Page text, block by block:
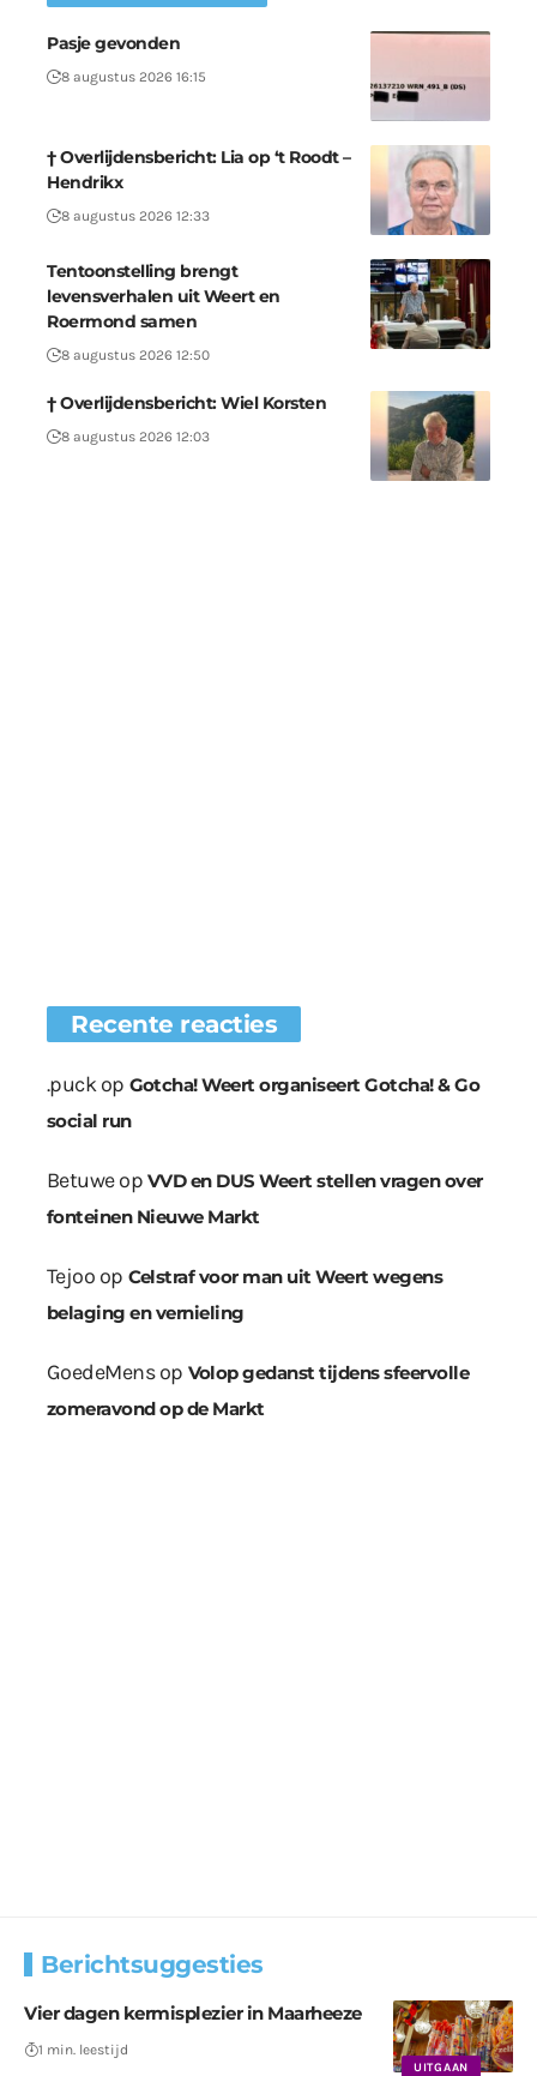
Pasje gevonden
8 augustus 2026 16:15
† Overlijdensbericht: Lia op ‘t Roodt –
Hendrikx
8 augustus 2026 12:33
Tentoonstelling brengt
levensverhalen uit Weert en
Roermond samen
8 augustus 2026 12:50
† Overlijdensbericht: Wiel Korsten
8 augustus 2026 12:03
Recente reacties
.puckop Gotcha! Weert organiseert Gotcha! & Go
social run
Betuweop VVD en DUS Weert stellen vragen over
fonteinen Nieuwe Markt
Tejoo op Celstraf voor man uit Weert wegens
belaging en vernieling
GoedeMensop Volop gedanst tijdens sfeervolle
zomeravond op de Markt
Berichtsuggesties
UITGAAN
Vier dagen kermisplezier in Maarheeze
1 min. leestijd